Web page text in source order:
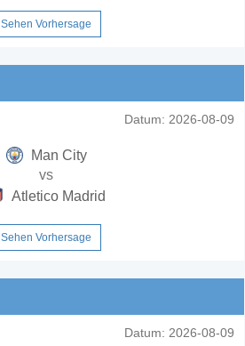
Sehen Vorhersage
Datum: 2026-08-09
Man City
vs
Atletico Madrid
Sehen Vorhersage
Datum: 2026-08-09